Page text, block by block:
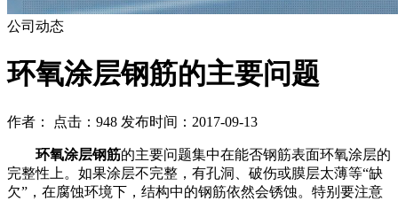
公司动态
环氧涂层钢筋的主要问题
作者： 点击：948 发布时间：2017-09-13
环氧涂层钢筋的主要问题集中在能否钢筋表面环氧涂层的
完整性上。如果涂层不完整，有孔洞、破伤或膜层太薄等“缺
欠”，在腐蚀环境下，结构中的钢筋依然会锈蚀。特别要注意